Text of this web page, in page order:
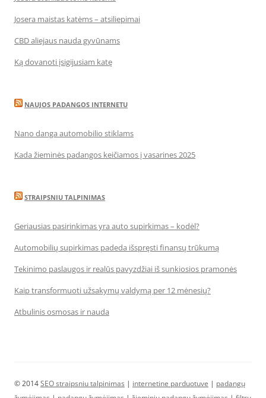
Josera maistas katėms – atsiliepimai
CBD aliejaus nauda gyvūnams
Ką dovanoti įsigijusiam katę
NAUJOS PADANGOS INTERNETU
Nano danga automobilio stiklams
Kada žieminės padangos keičiamos į vasarines 2025
STRAIPSNIU TALPINIMAS
Geriausias pasirinkimas yra auto supirkimas – kodėl?
Automobilių supirkimas padeda išspręsti finansų trūkumą
Tekinimo paslaugos ir realūs pavyzdžiai iš sunkiosios pramonės
Kaip transformuoti užsakymų valdymą per 12 mėnesių?
Atbulinis osmosas ir nauda
© 2014SEO straipsniu talpinimas | internetine parduotuve | padangų